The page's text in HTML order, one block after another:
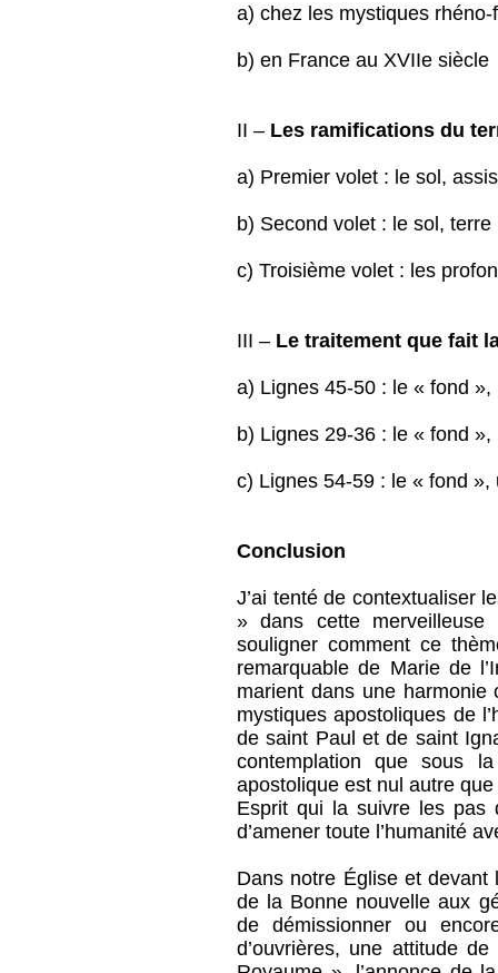
a) chez les mystiques rhéno-
b) en France au XVIIe siècle
II – Les ramifications du
a) Premier volet : le sol,
b) Second volet : le sol, terre
c) Troisième volet : les
III – Le traitement que fait
a) Lignes 45-50 : le « fond
b) Lignes 29-36 : le « fond
c) Lignes 54-59 : le « fond
Conclusion
J’ai tenté de contextualiser
» dans cette merveilleuse
souligner comment ce
remarquable de Marie de
marient dans une
mystiques apostoliques de
de saint Paul et de saint
contemplation que sous
apostolique est nul autre
Esprit qui la suivre les pas
d’amener toute l’humanité
Dans notre Église et
de la Bonne nouvelle aux
de démissionner ou
d’ouvrières, une attitude